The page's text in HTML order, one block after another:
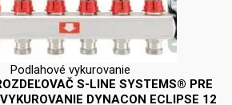
Podlahové vykurovanie
S-LINE SYSTEMS® PRE
DYNACON ECLIPSE 12